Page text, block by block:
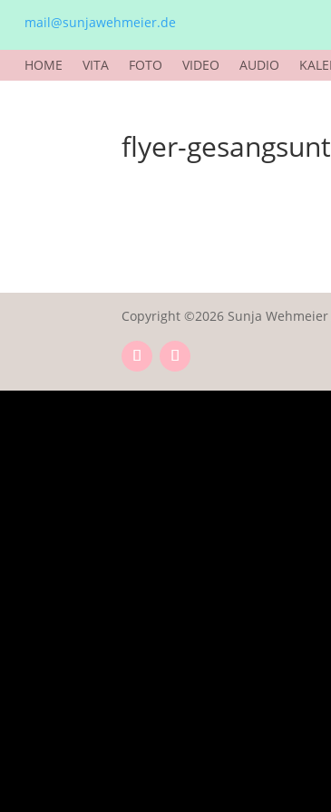
mail@sunjawehmeier.de
HOME VITA FOTO VIDEO AUDIO
flyer-
Copyright ©2026 Sunja Wehmeier